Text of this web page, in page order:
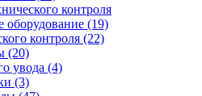
контроля
оборудование (19)
контроля (22)
(20)
увода (4)
(3)